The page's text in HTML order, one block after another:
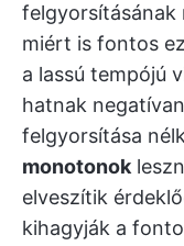
felgyorsításának
miért is fontos
a lassú tempójú
hatnak
felgyorsítása
monotonok
elveszítik
kihagyják a